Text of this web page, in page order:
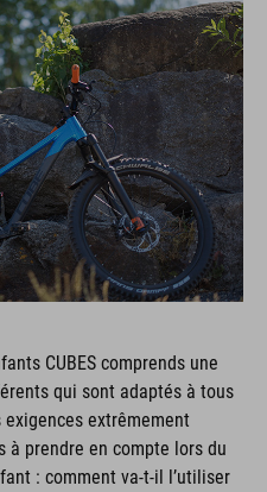
CUBES comprends une
qui sont adaptés à tous
extrêmement
à prendre en compte lors du
: comment va-t-il l’utiliser